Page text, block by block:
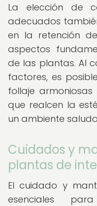
La elección de
adecuados
en la retención
aspectos
de las plantas. Al
factores, es
follaje
que realcen la
un ambiente
Cuidados y
plantas de
El cuidado y
esenciales